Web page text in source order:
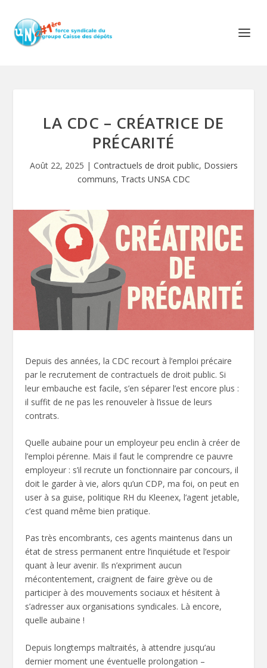
LA CDC – CRÉATRICE DE
PRÉCARITÉ
Août 22, 2025 | Contractuels de droit public, Dossiers
communs, Tracts UNSA CDC
Depuis des années, la CDC recourt à l’emploi précaire
par le recrutement de contractuels de droit public. Si
leur embauche est facile, s’en séparer l’est encore plus :
il suffit de ne pas les renouveler à l’issue de leurs
contrats.
Quelle aubaine pour un employeur peu enclin à créer de
l’emploi pérenne. Mais il faut le comprendre ce pauvre
employeur : s’il recrute un fonctionnaire par concours, il
doit le garder à vie, alors qu’un CDP, ma foi, on peut en
user à sa guise, politique RH du Kleenex, l’agent jetable,
c’est quand même bien pratique.
Pas très encombrants, ces agents maintenus dans un
état de stress permanent entre l’inquiétude et l’espoir
quant à leur avenir. Ils n’expriment aucun
mécontentement, craignent de faire grève ou de
participer à des mouvements sociaux et hésitent à
s’adresser aux organisations syndicales. Là encore,
quelle aubaine !
Depuis longtemps maltraités, à attendre jusqu’au
dernier moment une éventuelle prolongation –